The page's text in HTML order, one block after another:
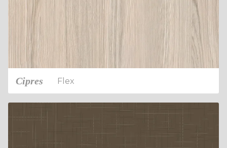
Cipres Flex